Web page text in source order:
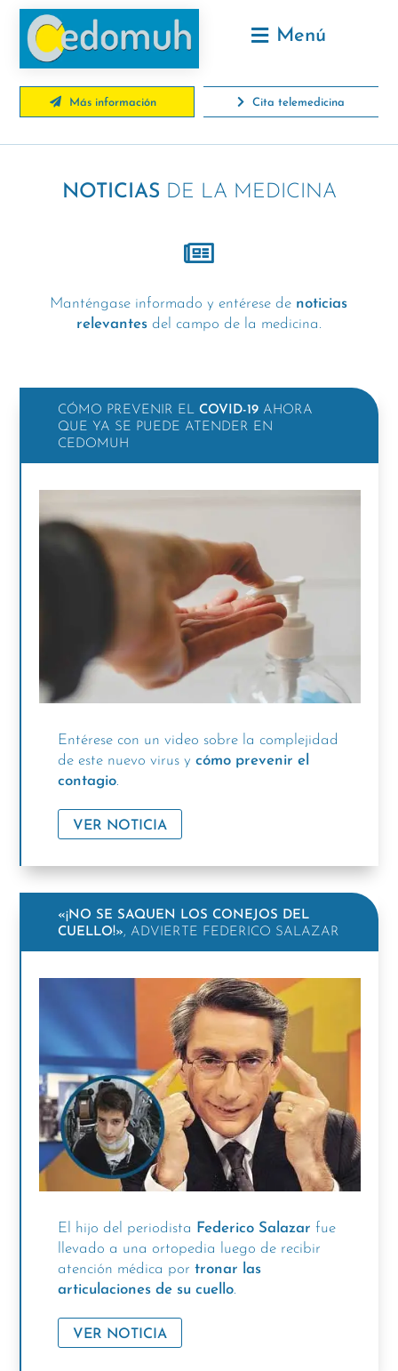
Menú
Más información Cita telemedicina
NOTICIAS DE LA MEDICINA
Manténgase informado y entérese de noticias
relevantesdel campo de la medicina.
CÓMO PREVENIR EL COVID-19AHORA
QUE YA SE PUEDE ATENDER EN
CEDOMUH
Entérese con un video sobre la complejidad
de este nuevo virus y cómo prevenir el
contagio.
VER NOTICIA
«¡NO SE SAQUEN LOS CONEJOS DEL
CUELLO!», ADVIERTE FEDERICO SALAZAR
El hijo del periodista Federico Salazar fue
llevado a una ortopedia luego de recibir
atención médica por tronar las
articulaciones de su cuello.
VER NOTICIA